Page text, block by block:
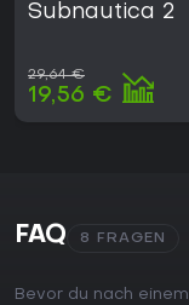
Subnautica 2
29,64 €
19,56 €
FAQ 8 FRAGEN
Bevor du nach einem